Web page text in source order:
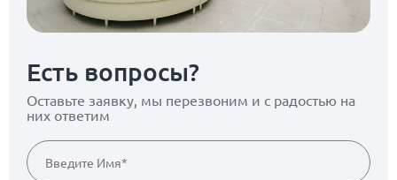
Есть вопросы?
Оставьте заявку, мы перезвоним и с радостью на
них ответим